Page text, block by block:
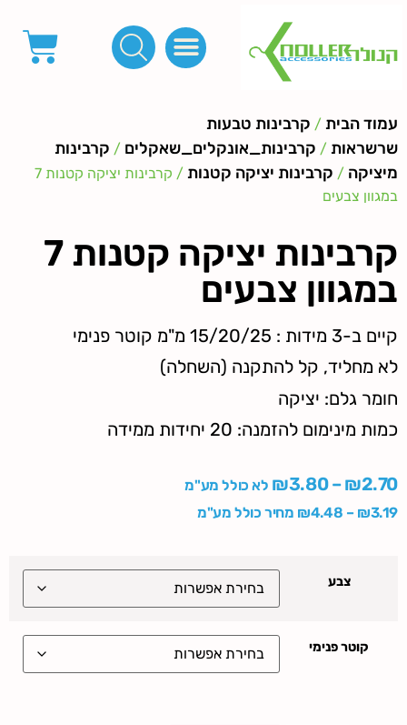
עמוד הבית / קרבינות טבעות
שרשראות / קרבינות_אונקלים_שאקלים / קרבינות
מיציקה / קרבינות יציקה קטנות
/ קרבינות יציקה קטנות 7
במגוון צבעים
קרבינות יציקה קטנות 7
במגוון צבעים
קיים ב-3 מידות : 15/20/25 מ"מ קוטר פנימי
לא מחליד, קל להתקנה (השחלה)
חומר גלם: יציקה
כמות מינימום להזמנה: 20 יחידות ממידה
₪2.70
–
₪3.80
לא כולל מע"מ
₪3.19
–
₪4.48 מחיר כולל מע"מ
צבע
קוטר פנימי